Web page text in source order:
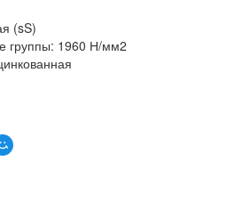
(sS)
группы: 1960 Н/мм2